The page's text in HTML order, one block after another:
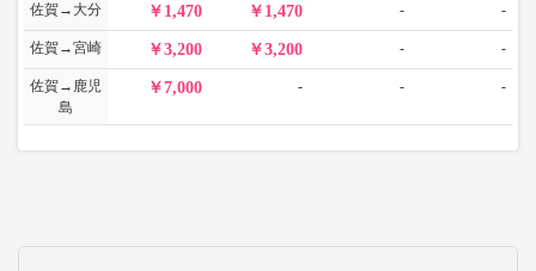
佐賀→大分 1,470 1,470 - -
佐賀→宮崎 3,200 3,200 - -
佐賀→鹿児
島
7,000 - - -